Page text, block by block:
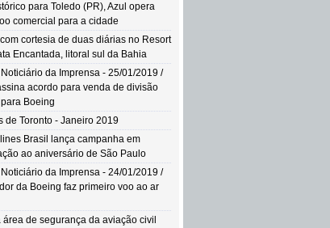
para Toledo (PR), Azul opera
comercial para a cidade
cortesia de duas diárias no Resort
Encantada, litoral sul da Bahia
Noticiário da Imprensa - 25/01/2019 /
acordo para venda de divisão
Boeing
de Toronto - Janeiro 2019
Brasil lança campanha em
ao aniversário de São Paulo
Noticiário da Imprensa - 24/01/2019 /
da Boeing faz primeiro voo ao ar
área de segurança da aviação civil